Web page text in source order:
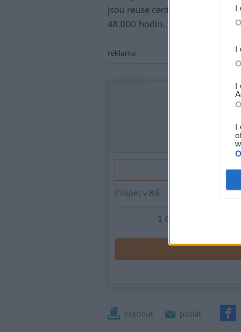
I
I
I
I
jsou reuse centra závislá také
48.000 hodin.
reklama
tisknout poslat